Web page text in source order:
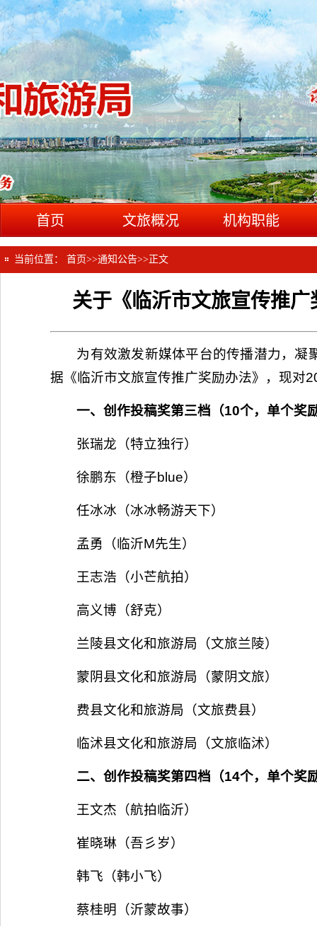
首页 文旅概况 机构职能
当前位置： 首页>>通知公告>> 正文
关于《临沂市文旅宣传推
为有效激发新媒体平台的传播潜力，凝
据《临沂市文旅宣传推广奖励办法》，现对
一、创作投稿奖第三档（10个，单个奖
张瑞龙（特立独行）
徐鹏东（橙子blue）
任冰冰（冰冰畅游天下）
孟勇（临沂M先生）
王志浩（小芒航拍）
高义博（舒克）
兰陵县文化和旅游局（文旅兰陵）
蒙阴县文化和旅游局（蒙阴文旅）
费县文化和旅游局（文旅费县）
临沭县文化和旅游局（文旅临沭）
二、创作投稿奖第四档（14个，单个奖
王文杰（航拍临沂）
崔晓琳（吾彡岁）
韩飞（韩小飞）
蔡桂明（沂蒙故事）